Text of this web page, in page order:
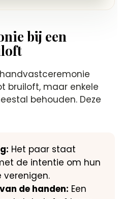
bij een
bruiloft, maar enkele
behouden. Deze
Het paar staat
de intentie om hun
verenigen.
de handen: Een